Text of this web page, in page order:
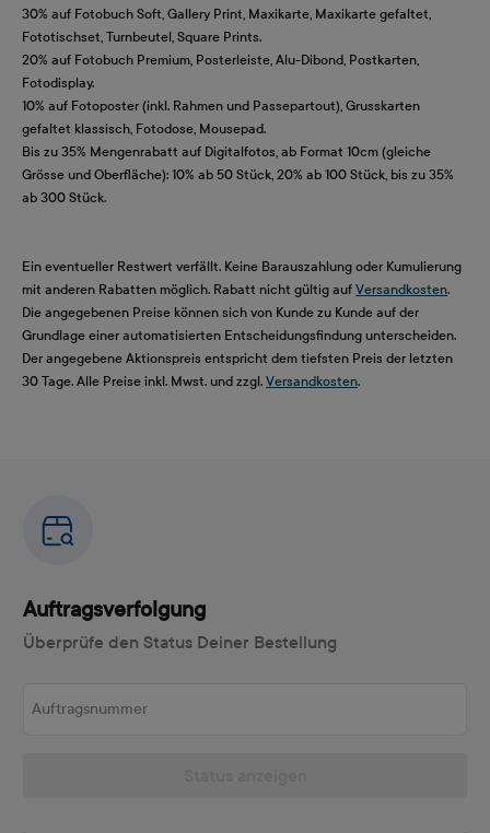
30% auf Fotobuch Soft, Gallery Print, Maxikarte, Maxikarte gefaltet,
Fototischset, Turnbeutel, Square Prints.
20% auf Fotobuch Premium, Posterleiste, Alu-Dibond, Postkarten,
Fotodisplay.
10% auf Fotoposter (inkl. Rahmen und Passepartout), Grusskarten
gefaltet klassisch, Fotodose, Mousepad.
Bis zu 35% Mengenrabatt auf Digitalfotos, ab Format 10cm (gleiche
Grösse und Oberfläche): 10% ab 50 Stück, 20% ab 100 Stück, bis zu 35%
ab 300 Stück.
Ein eventueller Restwert verfällt. Keine Barauszahlung oder Kumulierung
mit anderen Rabatten möglich. Rabatt nicht gültig auf Versandkosten.
Die angegebenen Preise können sich von Kunde zu Kunde auf der
Grundlage einer automatisierten Entscheidungsfindung unterscheiden.
Der angegebene Aktionspreis entspricht dem tiefsten Preis der letzten
30 Tage. Alle Preise inkl. Mwst. und zzgl. Versandkosten.
Auftragsverfolgung
Überprüfe den Status Deiner Bestellung